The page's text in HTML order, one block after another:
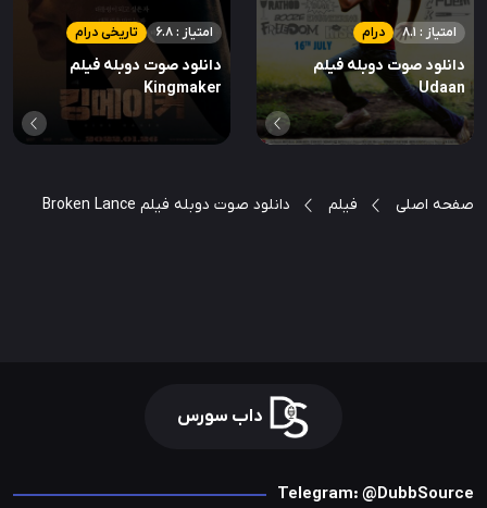
درام امتیاز : 8.1
دانلود صوت دوبله فیلم
Udaan
تاریخی درام امتیاز : 6.8
دانلود صوت دوبله فیلم
Kingmaker
صفحه اصلی فیلم دانلود صوت دوبله فیلم Broken Lance
داب سورس
Telegram: @DubbSource